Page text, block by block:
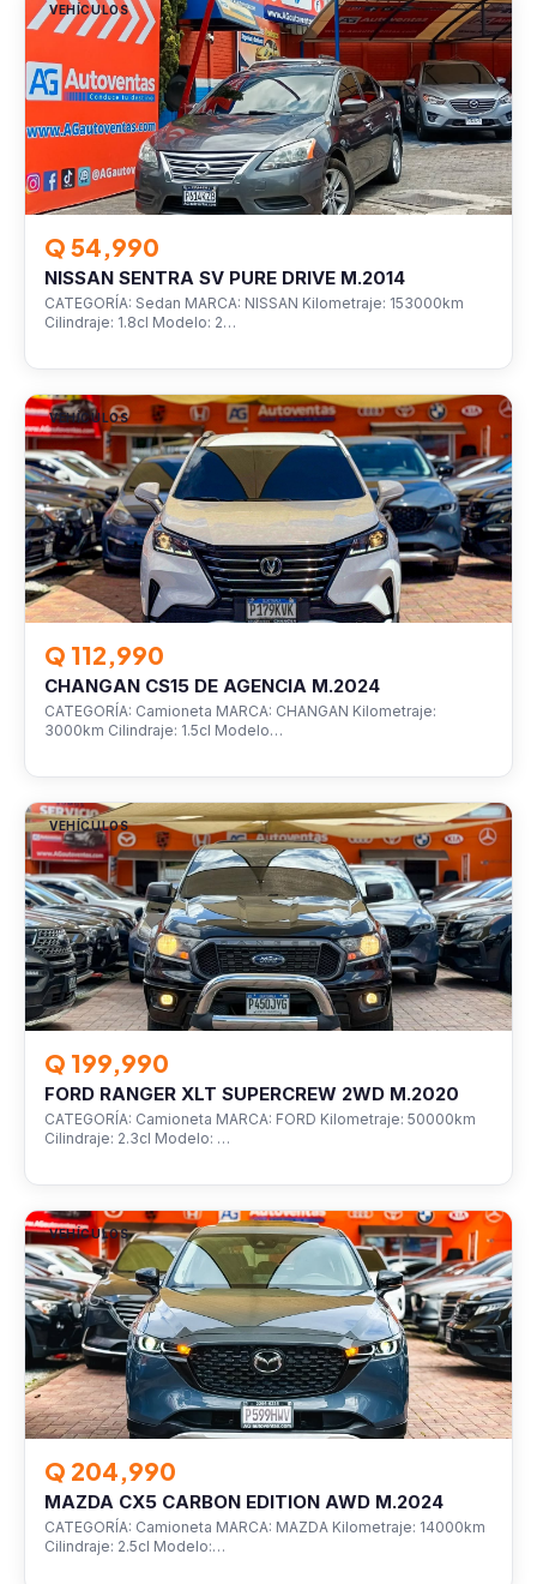
VEHÍCULOS
Q 54,990
NISSAN SENTRA SV PURE DRIVE M.2014
CATEGORÍA: Sedan MARCA: NISSAN Kilometraje: 153000km
Cilindraje: 1.8cl Modelo: 2…
VEHÍCULOS
Q 112,990
CHANGAN CS15 DE AGENCIA M.2024
CATEGORÍA: Camioneta MARCA: CHANGAN Kilometraje:
3000km Cilindraje: 1.5cl Modelo…
VEHÍCULOS
Q 199,990
FORD RANGER XLT SUPERCREW 2WD M.2020
CATEGORÍA: Camioneta MARCA: FORD Kilometraje: 50000km
Cilindraje: 2.3cl Modelo: …
VEHÍCULOS
Q 204,990
MAZDA CX5 CARBON EDITION AWD M.2024
CATEGORÍA: Camioneta MARCA: MAZDA Kilometraje: 14000km
Cilindraje: 2.5cl Modelo:…